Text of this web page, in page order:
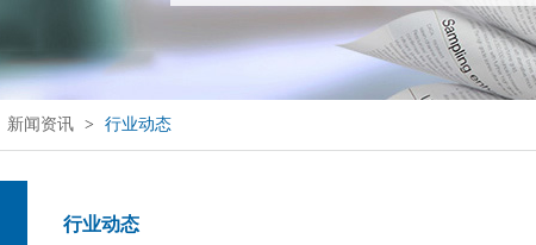
花碱设备
花碱设备
水玻璃设备
新闻资讯 > 行业动态
行业动态